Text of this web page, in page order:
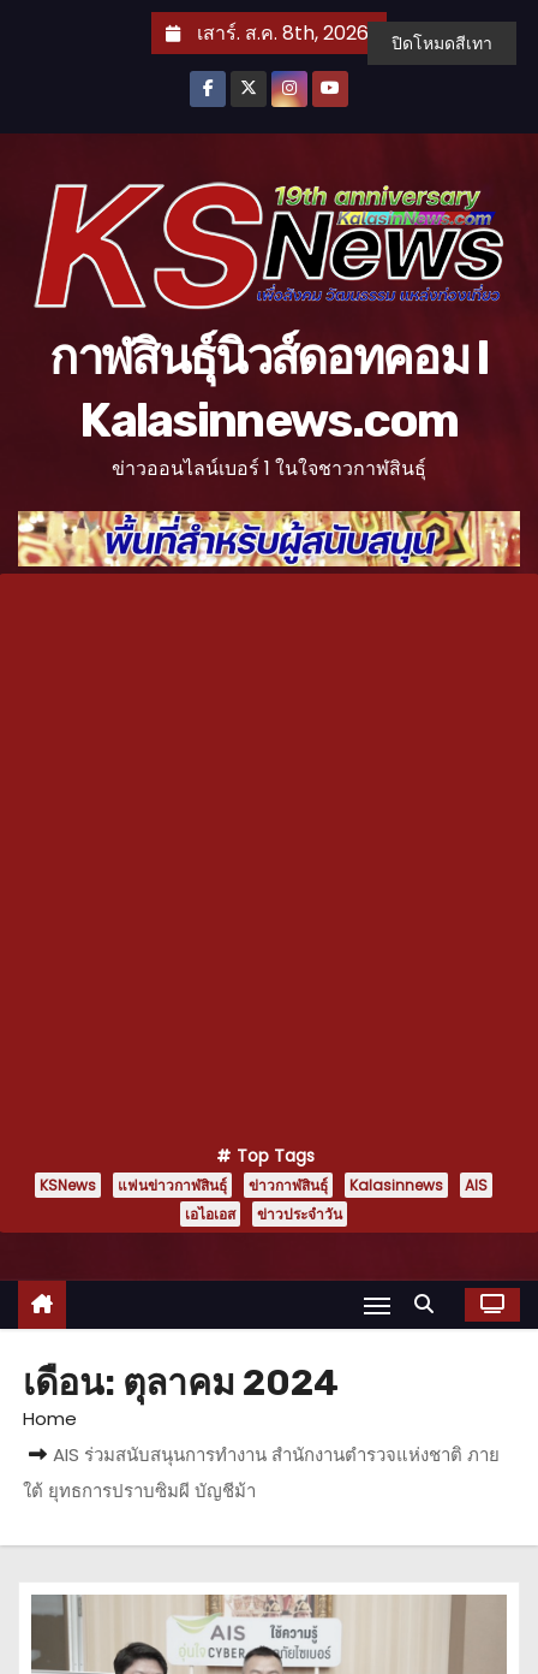
เสาร์. ส.ค. 8th, 2026
กาฬสินธุ์นิวส์ดอทคอม l
Kalasinnews.com
ข่าวออนไลน์เบอร์ 1 ในใจชาวกาฬสินธุ์
Top Tags
KSNews แฟนข่าวกาฬสินธุ์ ข่าวกาฬสินธุ์ Kalasinnews
AIS
เอไอเอส
ข่าวประจำวัน
เดือน: ตุลาคม 2024
Home
AIS ร่วมสนับสนุนการทำงาน สำนักงานตำรวจแห่งชาติ ภาย
ใต้ ยุทธการปราบซิมผี บัญชีม้า
ปิดโหมดสีเทา